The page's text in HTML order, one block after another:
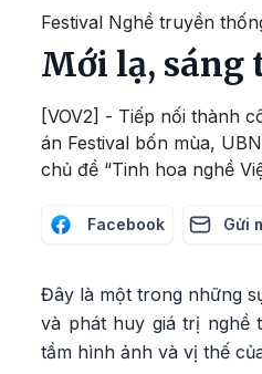
Festival Nghề truyền
Mới lạ, sáng
[VOV2] - Tiếp nối thành
án Festival bốn mùa,
chủ đề “Tinh hoa nghề
Facebook Gửi
Đây là một trong những
và phát huy giá trị nghề
tầm hình ảnh và vị thế